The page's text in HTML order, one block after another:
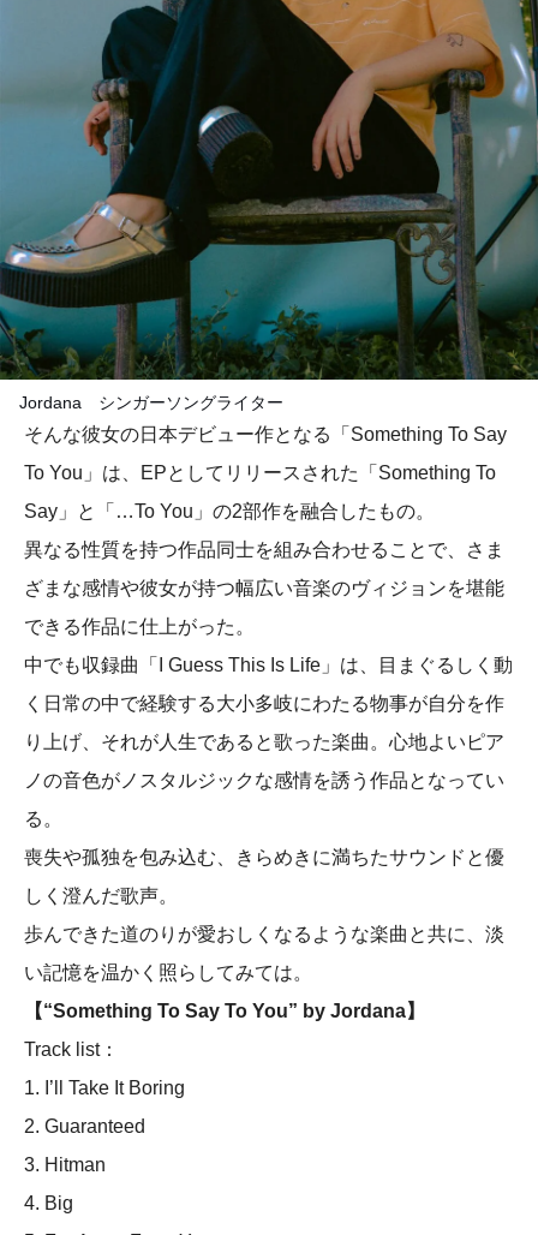
Jordana シンガーソングライター
そんな彼女の日本デビュー作となる「Something To Say
To You」は、EPとしてリリースされた「Something To
Say」と「…To You」の2部作を融合したもの。
異なる性質を持つ作品同士を組み合わせることで、さま
ざまな感情や彼女が持つ幅広い音楽のヴィジョンを堪能
できる作品に仕上がった。
中でも収録曲「I Guess This Is Life」は、目まぐるしく動
く日常の中で経験する大小多岐にわたる物事が自分を作
り上げ、それが人生であると歌った楽曲。心地よいピア
ノの音色がノスタルジックな感情を誘う作品となってい
る。
喪失や孤独を包み込む、きらめきに満ちたサウンドと優
しく澄んだ歌声。
歩んできた道のりが愛おしくなるような楽曲と共に、淡
い記憶を温かく照らしてみては。
【“Something To Say To You” by Jordana】
Track list：
1. I’ll Take It Boring
2. Guaranteed
3. Hitman
4. Big